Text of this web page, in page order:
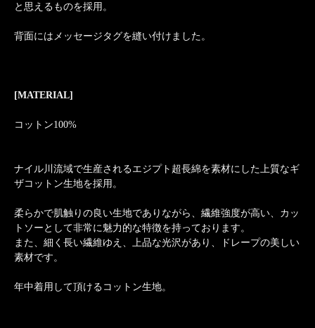
と思えるものを採用。
背面にはメッセージタグを縫い付けました。
[MATERIAL]
コットン100%
ナイル川流域で生産されるエジプト超長綿を素材にした上質なギ
ザコットン生地を採用。
柔らかで肌触りの良い生地でありながら、繊維強度が高い、カッ
トソーとして非常に魅力的な特徴を持っております。
また、細く長い繊維ゆえ、上品な光沢があり、ドレープの美しい
素材です。
年中着用して頂けるコットン生地。